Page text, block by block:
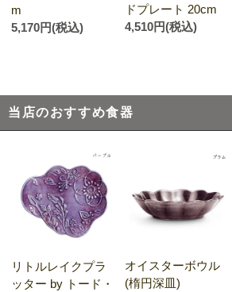
m
5,170円(税込)
ドプレート 20cm
4,510円(税込)
当店のおすすめ食器
リトルレイクプラ
ッター by トード・
オイスターボウル
(楕円深皿)